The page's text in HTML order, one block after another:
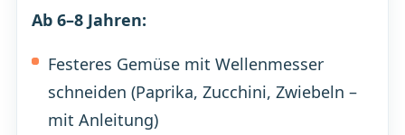
Ab 6–8 Jahren:
Festeres Gemüse mit Wellenmesser
schneiden (Paprika, Zucchini, Zwiebeln –
mit Anleitung)